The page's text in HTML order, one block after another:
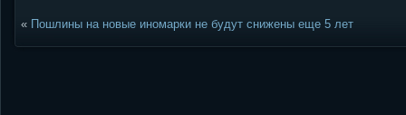
« Пошлины на новые иномарки не будут снижены еще 5 лет